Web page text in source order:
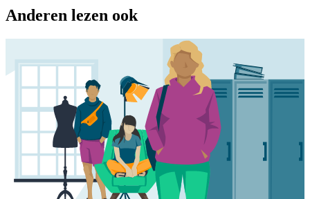
Anderen lezen ook